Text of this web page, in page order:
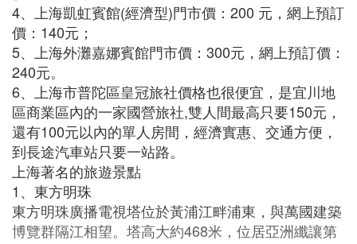
4、上海凱虹賓館(經濟型)門市價：200 元，網上預訂
價：140元；
5、上海外灘嘉娜賓館門市價：300元，網上預訂價：
240元。
6、上海市普陀區皇冠旅社價格也很便宜，是宜川地
區商業區內的一家國營旅社,雙人間最高只要150元，
還有100元以內的單人房間，經濟實惠、交通方便，
到長途汽車站只要一站路。
上海著名的旅遊景點
1、東方明珠
東方明珠廣播電視塔位於黃浦江畔浦東，與萬國建築
博覽群隔江相望。塔高大約468米，位居亞洲纖讓第